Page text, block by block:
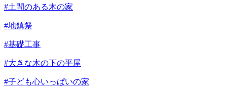
#土間のある木の家
#地鎮祭
#基礎工事
#大きな木の下の平屋
#子ども心いっぱいの家